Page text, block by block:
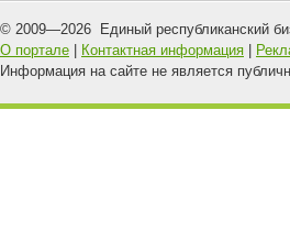
© 2009—2026 Единый республиканский
О портале
Контактная информация
Информация на сайте не является